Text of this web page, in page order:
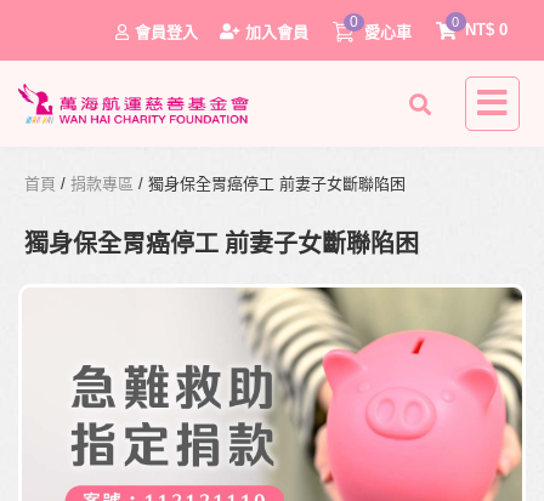
會員登入 加入會員
0
愛心車
0
NT$ 0
0
首頁 / 捐款專區 / 獨身保全胃癌停工 前妻子女斷聯陷困
獨身保全胃癌停工 前妻子女斷聯陷困